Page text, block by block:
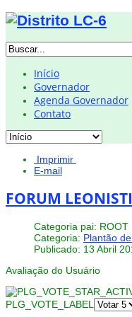
Início
Governador
Agenda Governador
Contato
Imprimir
E-mail
FORUM
Categoria pai: ROOT
Categoria: Plantão
Publicado: 13 Abril
Avaliação do Usuário
PLG_VOTE_LABEL